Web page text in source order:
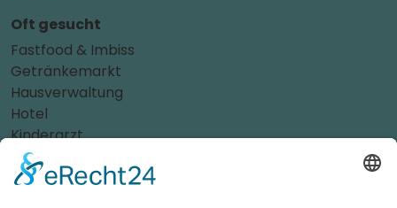
Oft gesucht
Fastfood & Imbiss
Getränkemarkt
Hausverwaltung
Hotel
Kinderarzt
Personalvermittler
Weitere Sportvereine